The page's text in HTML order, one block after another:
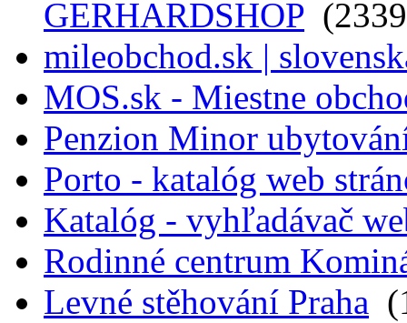
GERHARDSHOP
mileobchod.sk |
MOS.sk - Miestne
Penzion Minor
Porto - katalóg web
Katalóg - vyhľadávač
Rodinné centrum
Levné stěhování Praha